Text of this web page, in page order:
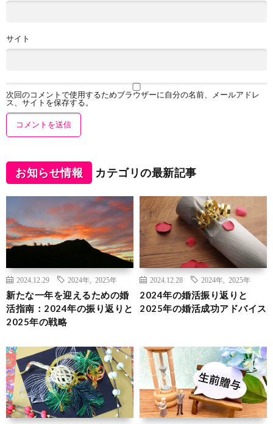
サイト
次回のコメントで使用するためブラウザーに自分の名前、メールアドレ
ス、サイトを保存する。
お知らせ情報 カテゴリの最新記事
2024.12.29 2024年 2025年
新たな一年を迎えるための婚
活指南：2024年の振り返りと
2025年の戦略
2024.12.28 2024年 2025年
2024年の婚活振り返りと
2025年の婚活成功アドバイス